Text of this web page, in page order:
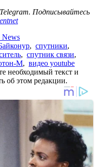
Подписывайтесь
News
, спутники,
, спутник связи,
М, видео youtube
необходимый текст и
об этом редакции.